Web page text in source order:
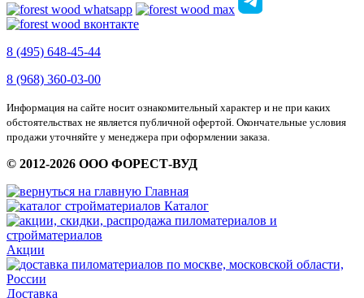
8 (495) 648-45-44
8 (968) 360-03-00
Информация на сайте носит ознакомительный характер и не при каких
обстоятельствах не является публичной офертой. Окончательные условия
продажи уточняйте у менеджера при оформлении заказа.
© 2012-2026 ООО ФОРЕСТ-ВУД
Главная
Каталог
Акции
Доставка